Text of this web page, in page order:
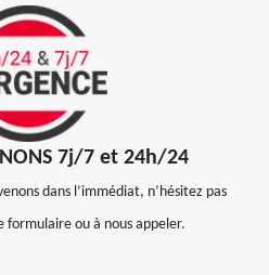
7j/7 et 24h/24
dans l’immédiat, n’hésitez pas
formulaire ou à nous appeler.